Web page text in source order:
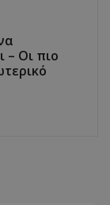
– Οι πιο